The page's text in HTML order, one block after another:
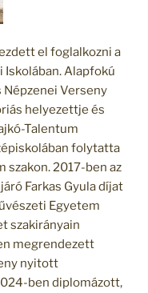
el foglalkozni a
Iskolában. Alapfokú
Népzenei Verseny
helyezettje és
Talentum
folytatta
szakon. 2017-ben az
Farkas Gyula díjat
Egyetem
szakirányain
megrendezett
nyitott
ben diplomázott,